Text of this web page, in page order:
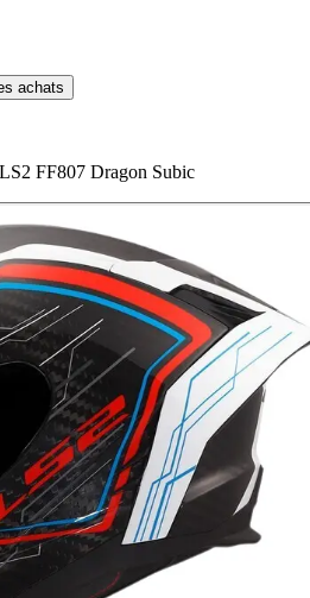
achats
FF807 Dragon Subic